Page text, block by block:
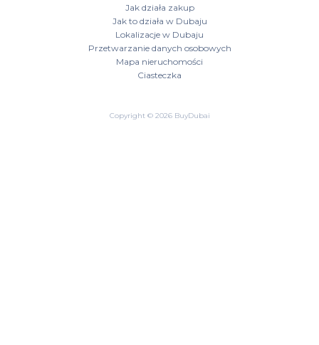
Jak działa zakup
Jak to działa w Dubaju
Lokalizacje w Dubaju
Przetwarzanie danych osobowych
Mapa nieruchomości
Ciasteczka
Copyright © 2026 BuyDubai